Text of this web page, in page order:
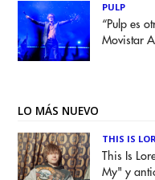
PULP
“Pulp es
Movistar
LO MÁS NUEVO
THIS IS
This Is
My" y